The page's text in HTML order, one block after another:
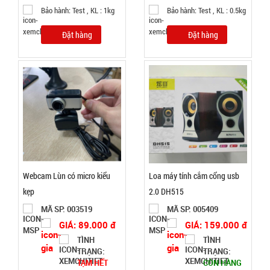
Bóng đèn
tích điện có
Solar mặt
trời 4 cánh
Mã 2029
SP:
003213
GIÁ:
47.000 đ
TÌNH
TRẠNG:
Test
hàng
Bảo hành: Test , KL : 1kg
Đặt hàng
Bảo hành: Test , KL : 0.5kg
Đặt hàng
Webcam Lùn có micro kiểu
kẹp
MÃ SP: 003519
GIÁ: 89.000 đ
TÌNH
TRẠNG:
TẠM HẾT
Loa máy tính cắm cổng usb
2.0 DH515
MÃ SP: 005409
GIÁ: 159.000 đ
TÌNH
TRẠNG:
CÒN HÀNG